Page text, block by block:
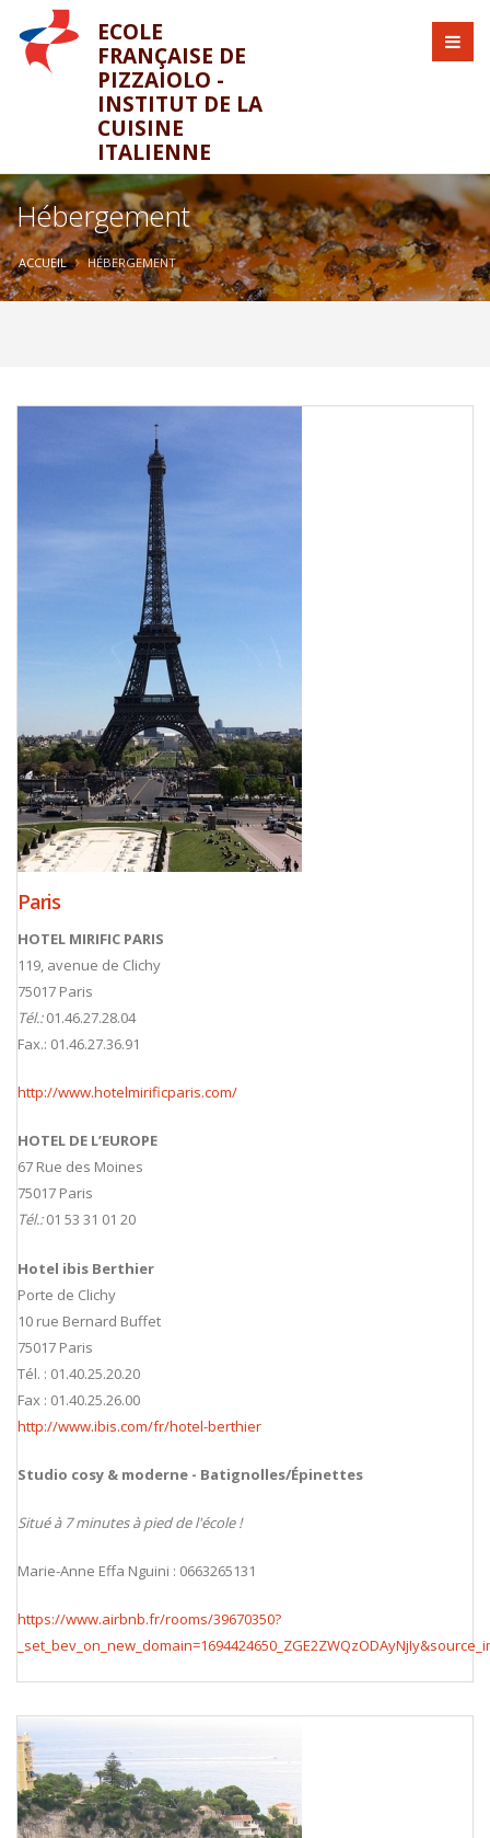
ECOLE
FRANÇAISE DE
PIZZAIOLO -
INSTITUT DE LA
CUISINE
ITALIENNE
Hébergement
ACCUEIL HÉBERGEMENT
Paris
HOTEL MIRIFIC PARIS
119, avenue de Clichy
75017 Paris
Tél.:01.46.27.28.04
Fax.: 01.46.27.36.91
http://www.hotelmirificparis.com/
HOTEL DE L’EUROPE
67 Rue des Moines
75017 Paris
Tél.:01 53 31 01 20
Hotel ibis Berthier
Porte de Clichy
10 rue Bernard Buffet
75017 Paris
Tél. : 01.40.25.20.20
Fax : 01.40.25.26.00
http://www.ibis.com/fr/hotel-berthier
Studio cosy & moderne - Batignolles/Épinettes
Situé à 7 minutes à pied de l'école !
Marie-Anne Effa Nguini : 0663265131
https://www.airbnb.fr/rooms/39670350?